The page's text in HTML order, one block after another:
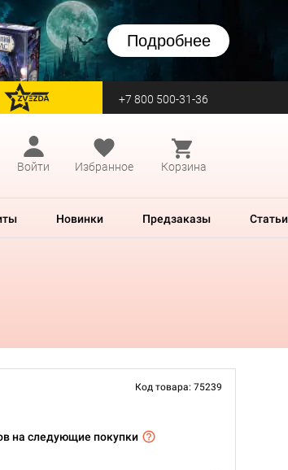
Подробнее
перейти на Zvezda +7 800 500-31-36
Войти
Избранное Корзина
Новинки Предзаказы Статьи
Код товара: 75239
на следующие покупки